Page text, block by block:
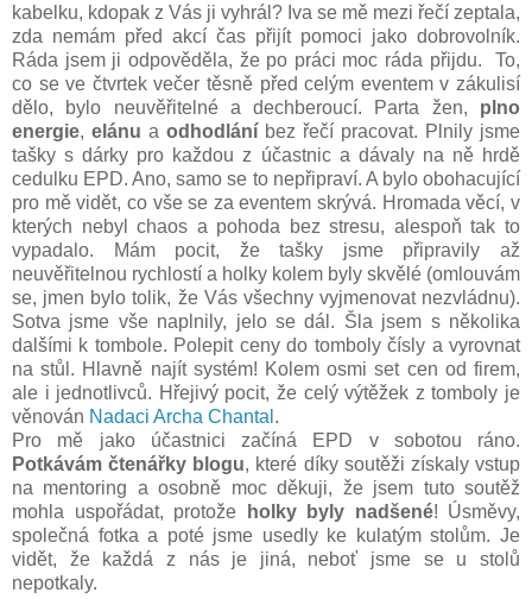
kabelku, kdopak z Vás ji vyhrál? Iva se mě mezi řečí zeptala,
zda nemám před akcí čas přijít pomoci jako dobrovolník.
Ráda jsem ji odpověděla, že po práci moc ráda přijdu. To,
co se ve čtvrtek večer těsně před celým eventem v zákulisí
dělo, bylo neuvěřitelné a dechberoucí. Parta žen, plno
energie, elánu a odhodlání bez řečí pracovat. Plnily jsme
tašky s dárky pro každou z účastnic a dávaly na ně hrdě
cedulku EPD. Ano, samo se to nepřipraví. A bylo obohacující
pro mě vidět, co vše se za eventem skrývá. Hromada věcí, v
kterých nebyl chaos a pohoda bez stresu, alespoň tak to
vypadalo. Mám pocit, že tašky jsme připravily až
neuvěřitelnou rychlostí a holky kolem byly skvělé (omlouvám
se, jmen bylo tolik, že Vás všechny vyjmenovat nezvládnu).
Sotva jsme vše naplnily, jelo se dál. Šla jsem s několika
dalšími k tombole. Polepit ceny do tomboly čísly a vyrovnat
na stůl. Hlavně najít systém! Kolem osmi set cen od firem,
ale i jednotlivců. Hřejivý pocit, že celý výtěžek z tomboly je
věnován Nadaci Archa Chantal .
Pro mě jako účastnici začíná EPD v sobotou ráno.
Potkávám čtenářky blogu, které díky soutěži získaly vstup
na mentoring a osobně moc děkuji, že jsem tuto soutěž
mohla uspořádat, protože
holky byly nadšené! Úsměvy,
společná fotka a poté jsme usedly ke kulatým stolům. Je
vidět, že každá z nás je jiná, neboť jsme se u stolů
nepotkaly.